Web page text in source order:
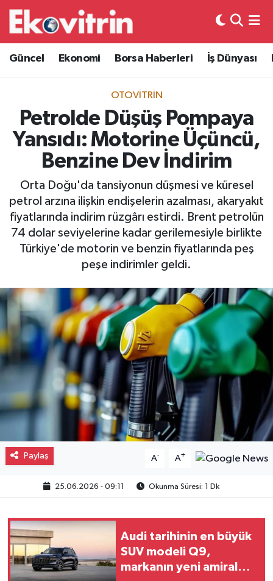
Güncel Ekonomi Borsa Haberleri İş Dünyası
OTOVITRIN
Petrolde Düşüş Pompaya
Yansıdı: Motorine Üçüncü,
Benzine Dev İndirim
Orta Doğu'da tansiyonun düşmesi ve küresel
petrol arzına ilişkin endişelerin azalması, akaryakıt
fiyatlarında indirim rüzgârı estirdi. Brent petrolün
74 dolar seviyelerine kadar gerilemesiyle birlikte
Türkiye'de motorin ve benzin fiyatlarında peş
peşe indirimler geldi.
Paylaş A- A+
25.06.2026 - 09:11 Okunma Süresi: 1 Dk
Audi tarihinin en büyük
SUV modeli Q9,
markanın yeni amiral
Güncel
Ekonomi
Borsa Haberleri
İş Dünyası
Lojistik
Otovitrin
Asayiş
Gayrimenkul
Spor
Eğitim
Hava Durumu
Trafik Durumu
Süper Lig Puan Durumu ve Fikstür
Tüm Manşetler
Son Dakika Haberleri
Haber Arşivi